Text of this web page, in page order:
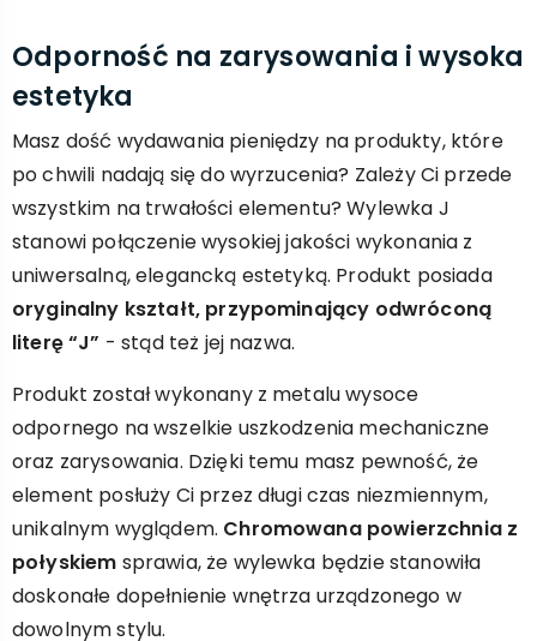
Odporność na zarysowania i wysoka
estetyka
Masz dość wydawania pieniędzy na produkty, które
po chwili nadają się do wyrzucenia? Zależy Ci przede
wszystkim na trwałości elementu? Wylewka J
stanowi połączenie wysokiej jakości wykonania z
uniwersalną, elegancką estetyką. Produkt posiada
oryginalny kształt, przypominający odwróconą
literę “J” - stąd też jej nazwa.
Produkt został wykonany z metalu wysoce
odpornego na wszelkie uszkodzenia mechaniczne
oraz zarysowania. Dzięki temu masz pewność, że
element posłuży Ci przez długi czas niezmiennym,
unikalnym wyglądem. Chromowana powierzchnia z
połyskiem sprawia, że wylewka będzie stanowiła
doskonałe dopełnienie wnętrza urządzonego w
dowolnym stylu.